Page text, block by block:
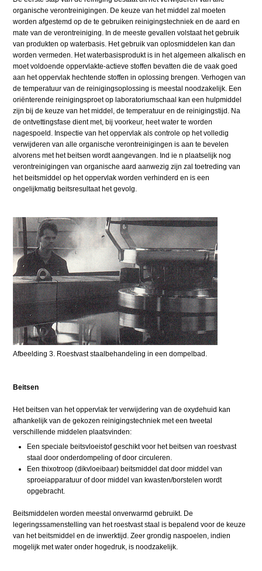
organische verontreinigingen. De keuze van het middel zal moeten
worden afgestemd op de te gebruiken reinigingstechniek en de aard en
mate van de verontreiniging. In de meeste gevallen volstaat het gebruik
van produkten op waterbasis. Het gebruik van oplosmiddelen kan dan
worden vermeden. Het waterbasisprodukt is in het algemeen alkalisch en
moet voldoende oppervlakte-actieve stoffen bevatten die de vaak goed
aan het oppervlak hechtende stoffen in oplossing brengen. Verhogen van
de temperatuur van de reinigingsoplossing is meestal noodzakelijk. Een
oriënterende reinigingsproet op laboratoriumschaal kan een hulpmiddel
zijn bij de keuze van het middel, de temperatuur en de reinigingstijd. Na
de ontvettingsfase dient met, bij voorkeur, heet water te worden
nagespoeld. Inspectie van het oppervlak als controle op het volledig
verwijderen van alle organische verontreinigingen is aan te bevelen
alvorens met het beitsen wordt aangevangen. Ind ie n plaatselijk nog
verontreinigingen van organische aard aanwezig zijn zal toetreding van
het beitsmiddel op het oppervlak worden verhinderd en is een
ongelijkmatig beitsresultaat het gevolg.
Afbeelding 3. Roestvast staalbehandeling in een dompelbad.
Beitsen
Het beitsen van het oppervlak ter verwijdering van de oxydehuid kan
afhankelijk van de gekozen reinigingstechniek met een tweetal
verschillende middelen plaatsvinden:
Een speciale beitsvloeistof geschikt voor het beitsen van roestvast
staal door onderdompeling of door circuleren.
Een thixotroop (dikvloeibaar) beitsmiddel dat door middel van
sproeiapparatuur of door middel van kwasten/borstelen wordt
opgebracht.
Beitsmiddelen worden meestal onverwarmd gebruikt. De
legeringssamenstelling van het roestvast staal is bepalend voor de keuze
van het beitsmiddel en de inwerktijd. Zeer grondig naspoelen, indien
mogelijk met water onder hogedruk, is noodzakelijk.